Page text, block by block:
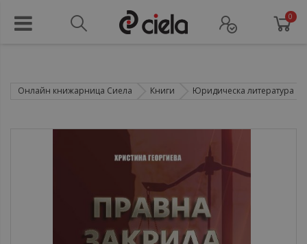
0
Онлайн книжарница Сиела Книги Юридическа литература